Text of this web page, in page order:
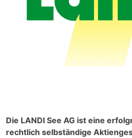
Die LANDI See AG ist eine
rechtlich selbständige